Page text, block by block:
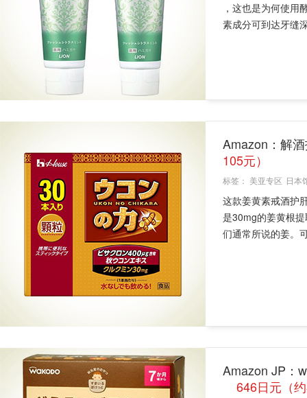
，这也是为何使用
素成分可到达牙缝
Amazon：解
105元）
标签： 美亚专区 日本
这款姜黄素戒酒护
是30mg的姜黄根
们通常所说的姜。
Amazon JP：
646日元（